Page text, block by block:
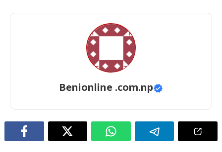
Benionline .com.np